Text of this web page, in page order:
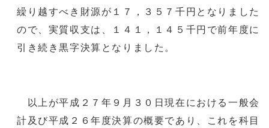
繰り越すべき財源が１７，３５７千円となりました
ので、実質収支は、１４１，１４５千円で前年度に
引き続き黒字決算となりました。
以上が平成２７年９月３０日現在における一般会
計及び平成２６年度決算の概要であり、これを科目